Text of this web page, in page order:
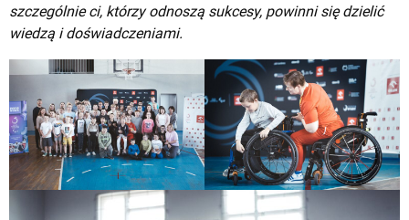
szczególnie ci, którzy odnoszą sukcesy, powinni się dzielić
wiedzą i doświadczeniami.